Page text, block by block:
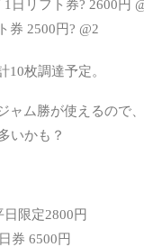
日リフト券? 2600円
券 2500円? @2
10枚調達予定。
ャム勝が使えるので、
いかも？
限定2800円
券 6500円